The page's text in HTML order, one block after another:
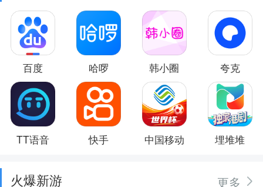
百度 哈啰 韩小圈 夸克
TT语音 快手 中国移动 埋堆堆
火爆新游 更多